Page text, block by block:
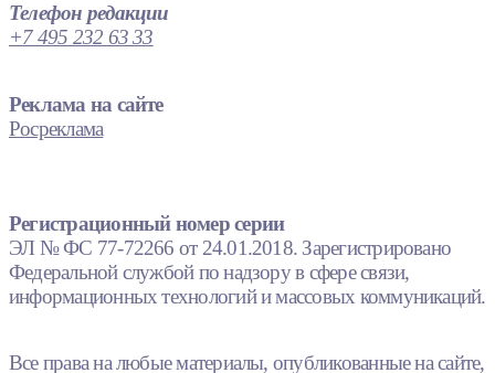
Телефон редакции
+7 495 232 63 33
Реклама на сайте
Росреклама
Регистрационный номер серии
ЭЛ № ФС 77-72266 от 24.01.2018. Зарегистрировано
Федеральной службой по надзору в сфере связи,
информационных технологий и массовых коммуникаций.
Все права на любые материалы, опубликованные на сайте,